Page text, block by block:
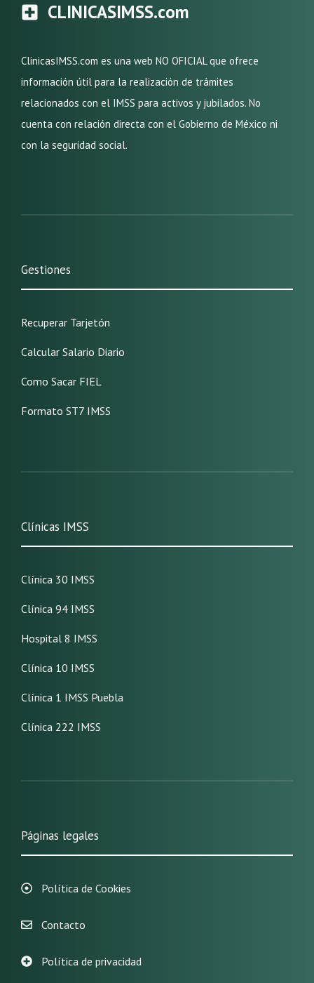
CLINICASIMSS.com
ClinicasIMSS.com es una web NO OFICIAL que ofrece
información útil para la realización de trámites
relacionados con el IMSS para activos y jubilados. No
cuenta con relación directa con el Gobierno de México ni
con la seguridad social.
Gestiones
Recuperar Tarjetón
Calcular Salario Diario
Como Sacar FIEL
Formato ST7 IMSS
Clínicas IMSS
Clínica 30 IMSS
Clínica 94 IMSS
Hospital 8 IMSS
Clínica 10 IMSS
Clínica 1 IMSS Puebla
Clínica 222 IMSS
Páginas legales
Política de Cookies
Contacto
Política de privacidad